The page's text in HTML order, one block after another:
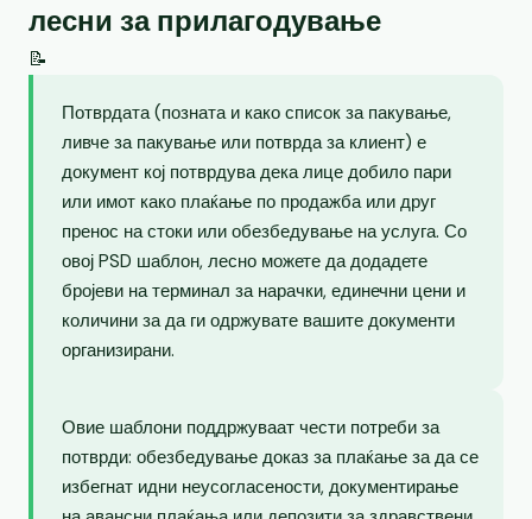
лесни за прилагодување
📝
Потврдата (позната и како список за пакување,
ливче за пакување или потврда за клиент) е
документ кој потврдува дека лице добило пари
или имот како плаќање по продажба или друг
пренос на стоки или обезбедување на услуга. Со
овој PSD шаблон, лесно можете да додадете
бројеви на терминал за нарачки, единечни цени и
количини за да ги одржувате вашите документи
организирани.
Овие шаблони поддржуваат чести потреби за
потврди: обезбедување доказ за плаќање за да се
избегнат идни неусогласености, документирање